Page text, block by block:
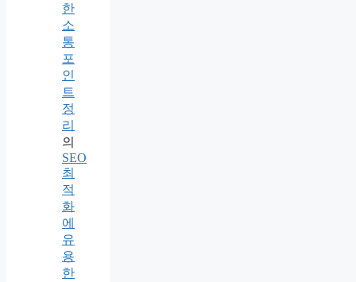
한
소
통
포
인
트
정
리
의
SEO
최
적
화
에
유
용
한